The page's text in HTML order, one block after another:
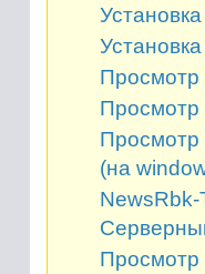
Просмотр
Просмотр
Просмотр
(на
Просмотр